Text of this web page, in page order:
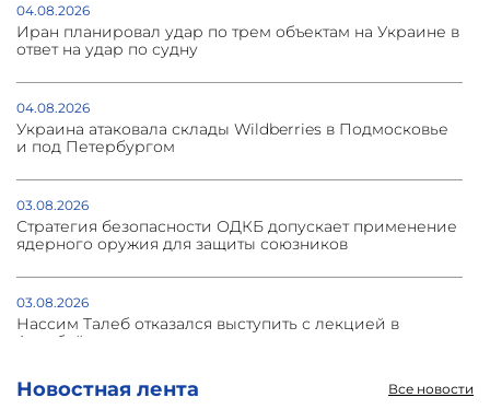
Новостная лента Все новости
04.08.2026
Иран планировал удар по трем объектам на Украине в
ответ на удар по судну
04.08.2026
Украина атаковала склады Wildberries в Подмосковье
и под Петербургом
03.08.2026
Стратегия безопасности ОДКБ допускает применение
ядерного оружия для защиты союзников
03.08.2026
Нассим Талеб отказался выступить с лекцией в
Азербайджане
31.07.2026